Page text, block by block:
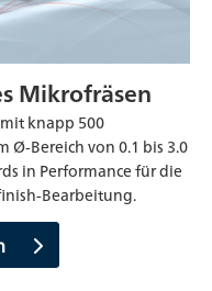
Mikrofräsen
knapp 500
Ø-Bereich von 0.1 bis 3.0
in Performance für die
Bearbeitung.